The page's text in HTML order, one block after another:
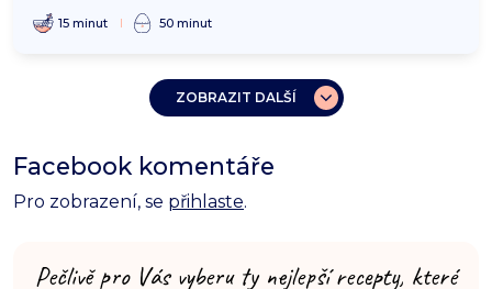
15 minut 50 minut
ZOBRAZIT DALŠÍ
Facebook komentáře
Pro zobrazení, se přihlaste.
Pečlivě pro Vás vyberu ty nejlepší recepty, které